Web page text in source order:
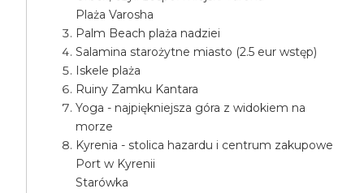
Plaża Varosha
Palm Beach plaża nadziei
Salamina starożytne miasto (2.5 eur wstęp)
Iskele plaża
Ruiny Zamku Kantara
Yoga - najpiękniejsza góra z widokiem na
morze
Kyrenia - stolica hazardu i centrum zakupowe
Port w Kyrenii
Starówka